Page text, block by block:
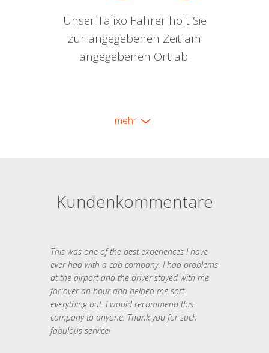
Unser Talixo Fahrer holt Sie
zur angegebenen Zeit am
angegebenen Ort ab.
mehr
Kundenkommentare
This was one of the best experiences I have
ever had with a cab company. I had problems
at the airport and the driver stayed with me
for over an hour and helped me sort
everything out. I would recommend this
company to anyone. Thank you for such
fabulous service!